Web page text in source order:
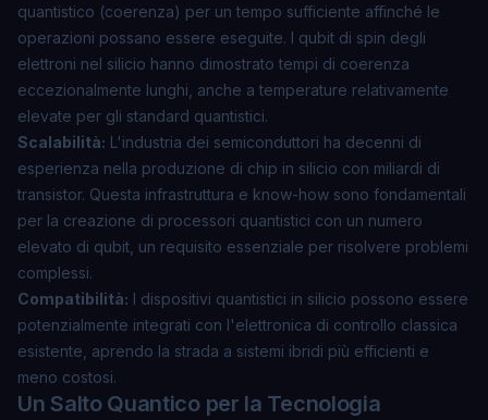
quantistico (coerenza) per un tempo sufficiente affinché le
operazioni possano essere eseguite. I qubit di spin degli
elettroni nel silicio hanno dimostrato tempi di coerenza
eccezionalmente lunghi, anche a temperature relativamente
elevate per gli standard quantistici.
Scalabilità: L'industria dei semiconduttori ha decenni di
esperienza nella produzione di chip in silicio con miliardi di
transistor. Questa infrastruttura e know-how sono fondamentali
per la creazione di processori quantistici con un numero
elevato di qubit, un requisito essenziale per risolvere problemi
complessi.
Compatibilità: I dispositivi quantistici in silicio possono essere
potenzialmente integrati con l'elettronica di controllo classica
esistente, aprendo la strada a sistemi ibridi più efficienti e
meno costosi.
Un Salto Quantico per la Tecnologia